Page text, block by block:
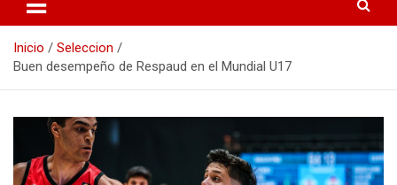
Inicio
Seleccion
Buen desempeño de Respaud en el Mundial U17